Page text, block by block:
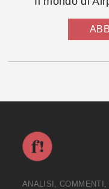
ANALISI, COMMENTI,